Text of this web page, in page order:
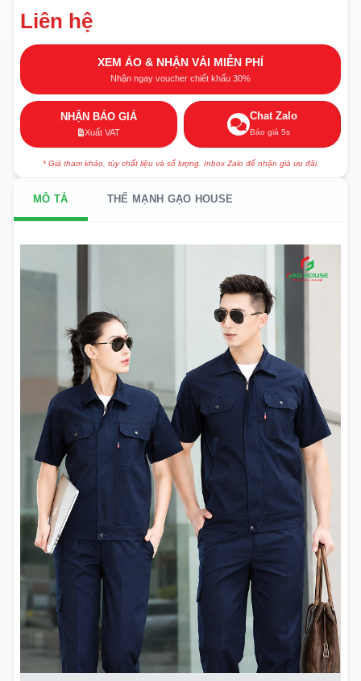
Liên hệ
XEM ÁO & NHẬN VẢI MIỄN PHÍ
Nhận ngay voucher chiết khấu 30%
NHẬN BÁO GIÁ
Xuất VAT
Chat Zalo
Báo giá 5s
* Giá tham khảo, tùy chất liệu và số lượng. Inbox Zalo để nhận giá ưu đãi.
MÔ TẢ THẾ MẠNH GẠO HOUSE